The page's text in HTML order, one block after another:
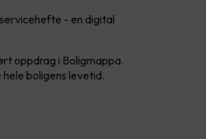
- en digital
oppdrag i Boligmappa.
hele boligens levetid.